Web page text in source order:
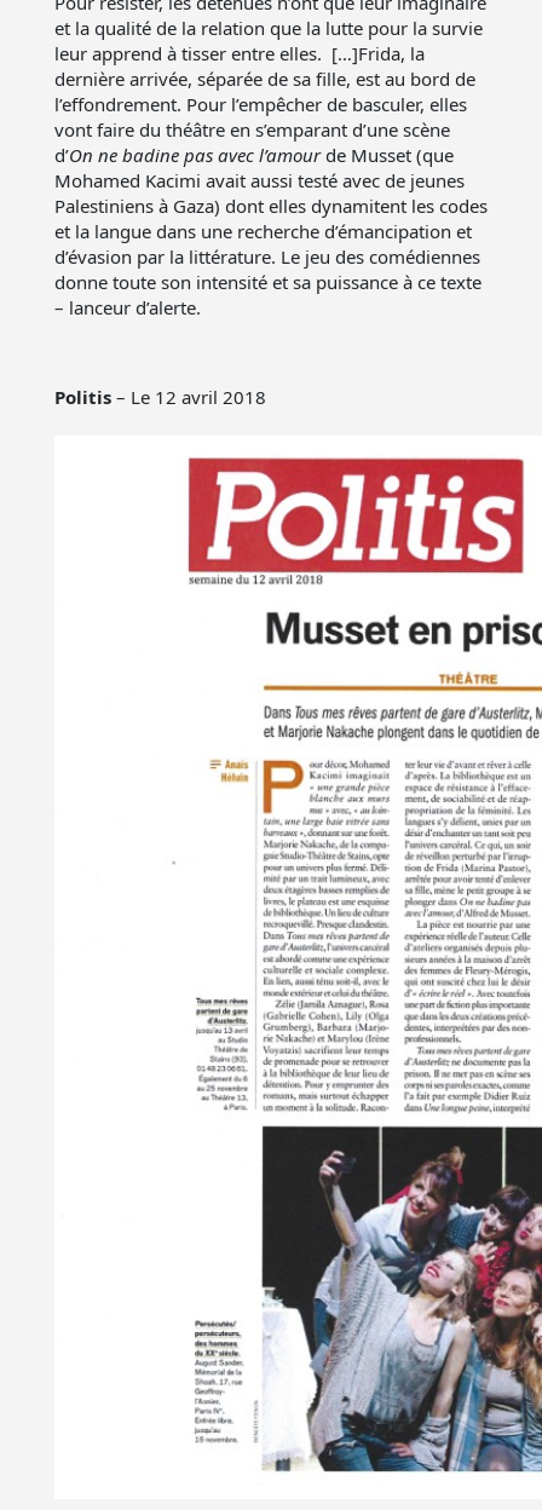
et la qualité de la relation que la lutte pour la survie
leur apprend à tisser entre elles. […]Frida, la
dernière arrivée, séparée de sa fille, est au bord de
l’effondrement. Pour l’empêcher de basculer, elles
vont faire du théâtre en s’emparant d’une scène
d’On ne badine pas avec l’amourde Musset (que
Mohamed Kacimi avait aussi testé avec de jeunes
Palestiniens à Gaza) dont elles dynamitent les codes
et la langue dans une recherche d’émancipation et
d’évasion par la littérature. Le jeu des comédiennes
donne toute son intensité et sa puissance à ce texte
– lanceur d’alerte.
Politis – Le 12 avril 2018